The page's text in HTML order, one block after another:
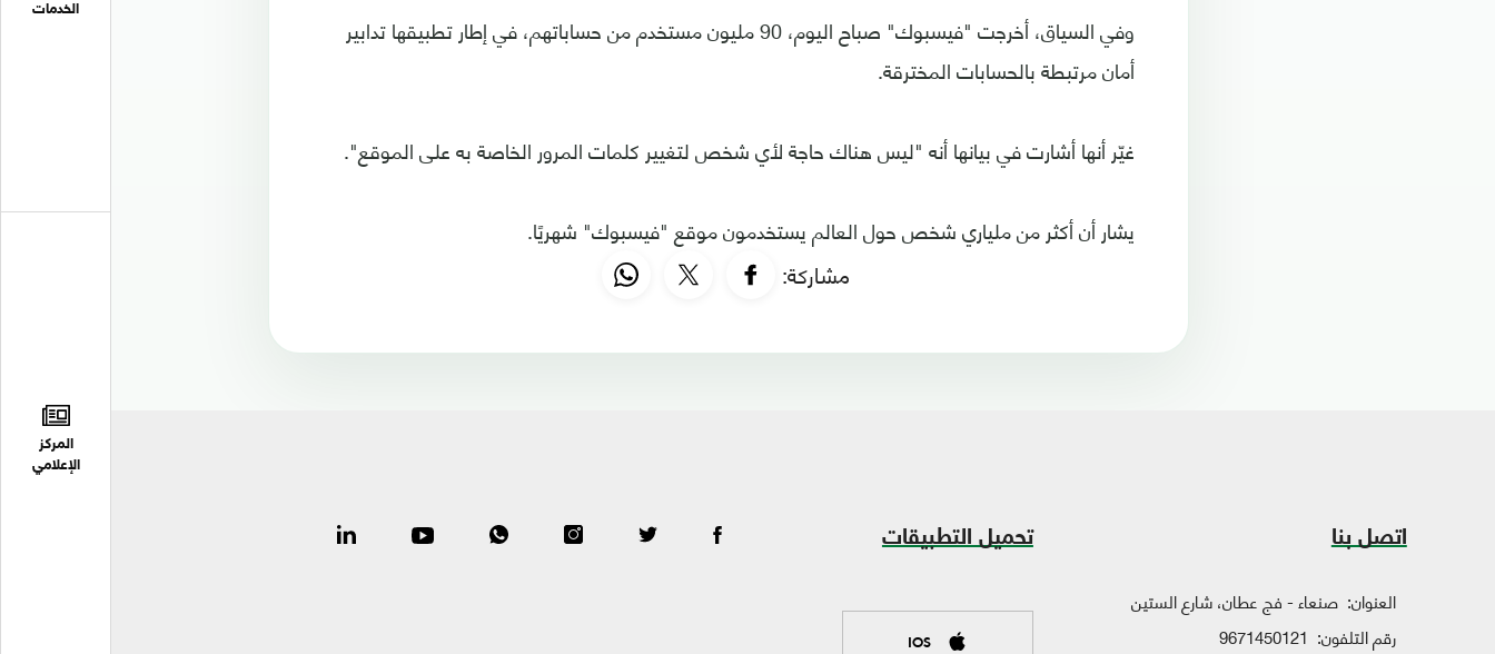
الخدمات
المركز
الإعلامي
وفي السياق، أخرجت "فيسبوك" صباح اليوم، 90 مليون مستخدم من حساباتهم، في إطار تطبيقها تدابير
أمان مرتبطة بالحسابات المخترقة.
غيّر أنها أشارت في بيانها أنه "ليس هناك حاجة لأي شخص لتغيير كلمات المرور الخاصة به على الموقع".
يشار أن أكثر من ملياري شخص حول العالم يستخدمون موقع "فيسبوك" شهريًا.
مشاركة:
اتصل بنا
العنوان: صنعاء - فج عطان، شارع الستين
رقم التلفون: 9671450121
تحميل التطبيقات
IOS